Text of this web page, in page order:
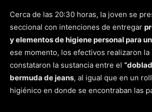
Cerca de las 20:30 horas, la joven se
seccional con intenciones de entregar
y elementos de higiene personal para
ese momento, los efectivos realizaron
constataron la sustancia entre el
bermuda de jeans, al igual que en un
higiénico en donde se encontraban las